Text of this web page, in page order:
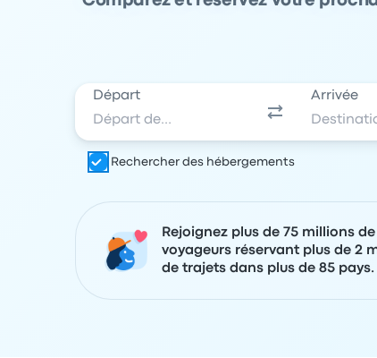
Départ Arrivée
Rechercher des hébergements
Rejoignez plus de 75 millions de
voyageurs réservant plus de 2
de trajets dans plus de 85 pays.